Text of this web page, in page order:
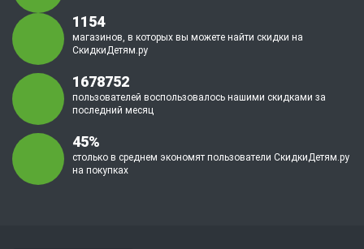
1154
магазинов, в которых вы можете найти скидки на
СкидкиДетям.ру
1678752
пользователей воспользовалось нашими скидками за
последний месяц
45%
столько в среднем экономят пользователи СкидкиДетям.ру
на покупках